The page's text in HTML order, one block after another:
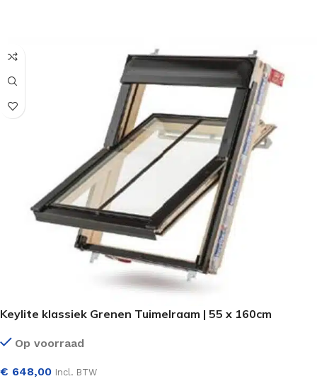
Keylite klassiek Grenen Tuimelraam | 55 x 160cm
Op voorraad
€ 648,00 Incl. BTW